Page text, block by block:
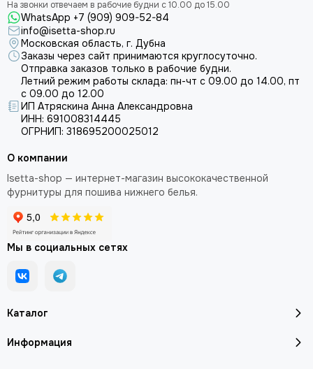
WhatsApp +7 (909) 909-52-84
info@isetta-shop.ru
Московская область, г. Дубна
Заказы через сайт принимаются круглосуточно.
Отправка заказов только в рабочие будни.
Летний режим работы склада: пн-чт с 09.00 до 14.00, пт
с 09.00 до 12.00
ИП Атряскина Анна Александровна
ИНН: 691008314445
ОГРНИП: 318695200025012
Каталог
Информация
О компании
Isetta-shop — интернет-магазин высококачественной
фурнитуры для пошива нижнего белья.
Мы в социальных сетях